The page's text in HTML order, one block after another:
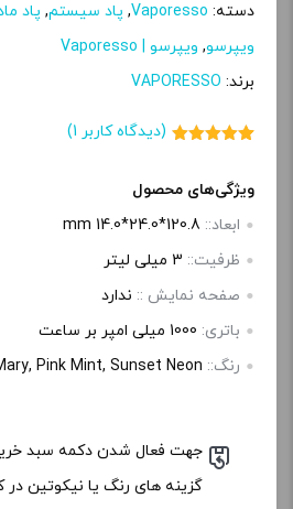
دسته: Vaporesso
, پاد سیستم, پاد
ویپرسو, ویپرسو | Vaporesso
برند: VAPORESSO
مشتری
(دیدگاه کاربر 1
)
ویژگی‌های محصول
ابعاد:: 120.8*24.0*14.0 mm
ظرفیت:: 3 میلی‌ لیتر
صفحه‌ نمایش :: ندارد
باتری: 1000 میلی امپر بر ساعت
رنگ:: Pink Mint, Sunset Neon
جهت فعال شدن دکمه سبد
گزینه های رنگ یا نیکوتین در